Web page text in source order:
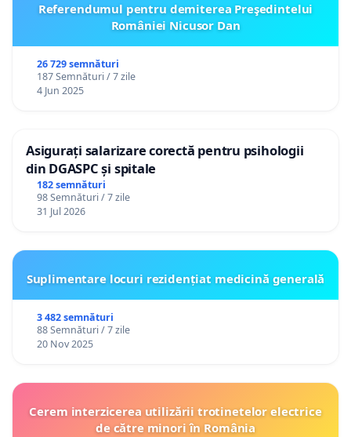
Referendumul pentru demiterea Preşedintelui
României Nicusor Dan
26 729 semnături
187 Semnături / 7 zile
4 Jun 2025
Asigurați salarizare corectă pentru psihologii
din DGASPC și spitale
182 semnături
98 Semnături / 7 zile
31 Jul 2026
Suplimentare locuri rezidențiat medicină generală
3 482 semnături
88 Semnături / 7 zile
20 Nov 2025
Cerem interzicerea utilizării trotinetelor electrice
de către minori în România